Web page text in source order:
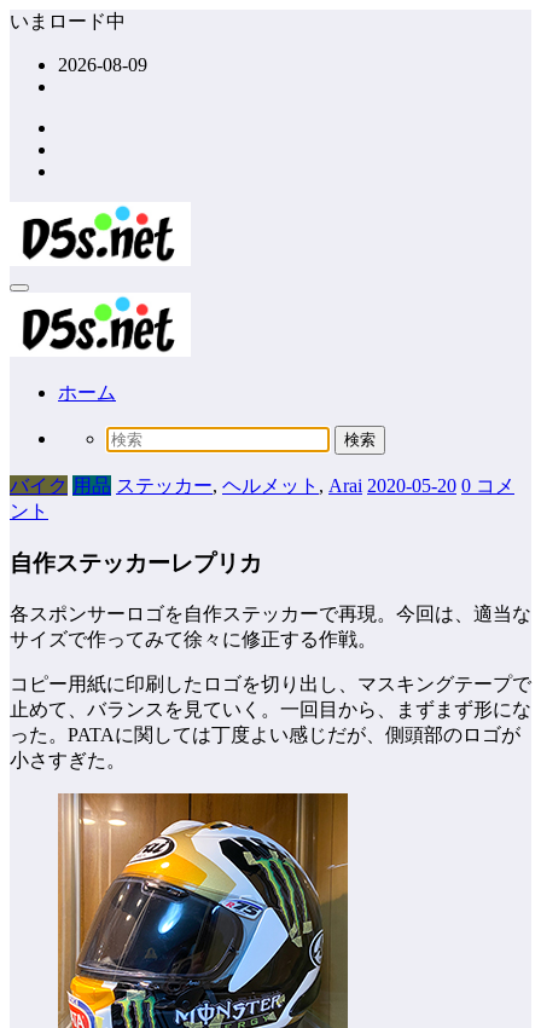
コ
ッ
プ
いまロード中
2026-08-09
ホーム
バイク 用品 ステッカー, ヘルメット , Arai 2020-05-20 0 コメ
ント
自作ステッカーレプリカ
各スポンサーロゴを自作ステッカーで再現。今回は、適当な
サイズで作ってみて徐々に修正する作戦。
コピー用紙に印刷したロゴを切り出し、マスキングテープで
止めて、バランスを見ていく。一回目から、まずまず形にな
った。PATAに関しては丁度よい感じだが、側頭部のロゴが
小さすぎた。